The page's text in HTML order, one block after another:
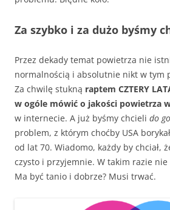
Za szybko i za dużo byśmy
Przez dekady temat powietrza nie
normalnością i absolutnie nikt w tym
Za chwilę stukną raptem CZTERY
w ogóle mówić o jakości powietrza
w internecie. A już byśmy chcieli do
problem, z którym choćby USA
od lat 70. Wiadomo, każdy by chciał,
czysto i przyjemnie. W takim razie
Ma być tanio i dobrze? Musi trwać.